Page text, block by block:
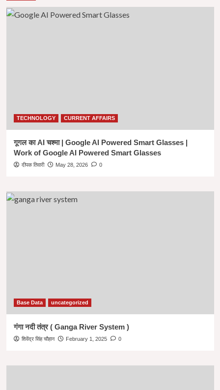
TECHNOLOGY CURRENT AFFAIRS
गूगल का AI चश्मा | Google AI Powered Smart Glasses |
Work of Google AI Powered Smart Glasses
दीपक तिवारी May 28, 2026 0
Base Data uncategorized
गंगा नदी तंत्र ( Ganga River System )
शिवेंद्र सिंह चौहान February 1, 2025 0